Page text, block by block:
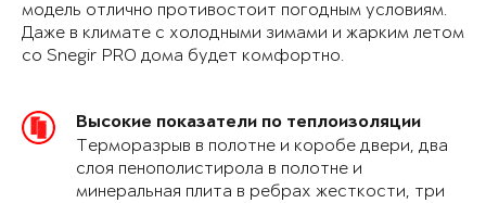
модель отлично противостоит погодным условиям.
Даже в климате с холодными зимами и жарким летом
со Snegir PRO дома будет комфортно.
Высокие показатели по теплоизоляции
Терморазрыв в полотне и коробе двери, два
слоя пенополистирола в полотне и
минеральная плита в ребрах жесткости, три